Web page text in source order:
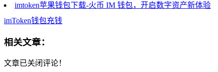
imtoken苹果钱包下载-火币 IM 钱包，开启数字资产新体验
imToken钱包充钱
相关文章：
文章已关闭评论！